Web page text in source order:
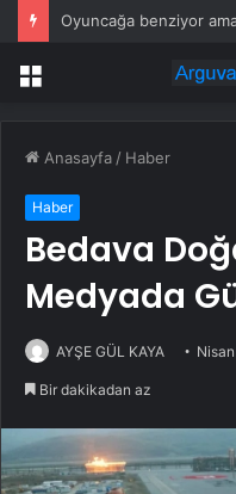
Menü
Anasayfa / Haber
Haber
Bedava
Medyada
AYŞE GÜL KAYA
Bir dakikadan az